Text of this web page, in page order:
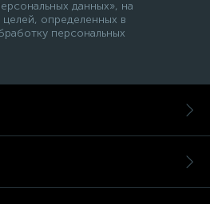
данных», на
целей, определенных в
персональных